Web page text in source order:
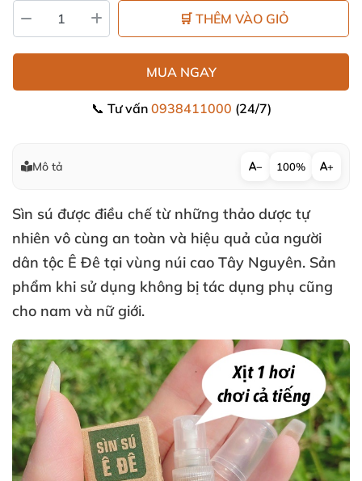
🛒 THÊM VÀO GIỎ
MUA NGAY
📞 Tư vấn 0938411000 (24/7)
Mô tả − 100% +
Sìn sú được điều chế từ những thảo dược tự
nhiên vô cùng an toàn và hiệu quả của người
dân tộc Ê Đê tại vùng núi cao Tây Nguyên. Sản
phẩm khi sử dụng không bị tác dụng phụ cũng
cho nam và nữ giới.